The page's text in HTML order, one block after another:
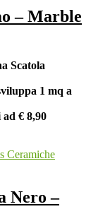
– Marble
Scatola
1 mq a
ad € 8,90
Nero –